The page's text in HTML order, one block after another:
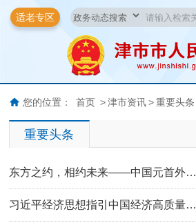
适老专区
您的位置： 首页 > 津市资讯 > 重要头条
重要头条
东方之约，相约未来——中国元首外…
习近平经济思想指引中国经济高质量…